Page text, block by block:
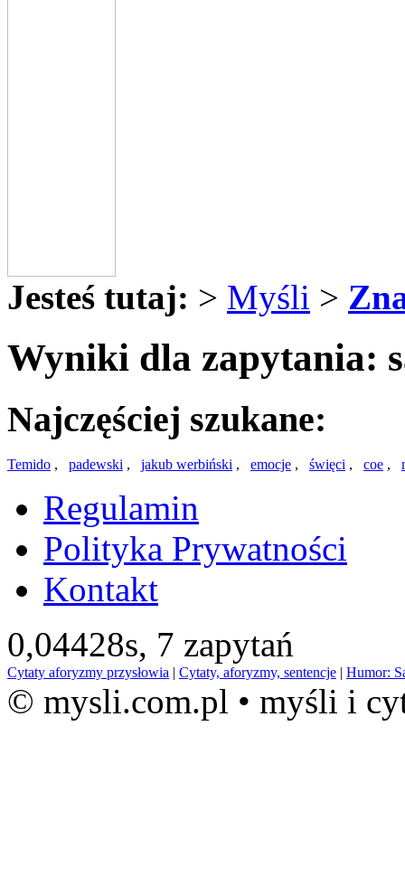
Jesteś tutaj: > Myśli >
Wyniki dla zapytania:
Najczęściej szukane:
Temido , padewski , jakub werbiński , emocje , święci , coe ,
Regulamin
Polityka Prywatności
Kontakt
0,04428s, 7 zapytań
Cytaty aforyzmy przysłowia | Cytaty, aforyzmy, sentencje | Humor:
© mysli.com.pl • myśli i